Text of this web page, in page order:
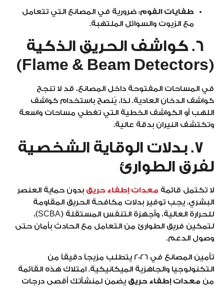
طفايات الفوم: ضرورية في المصانع التي تتعامل
مع الزيوت والسوائل الملتهبة.
6. كواشف الحريق الذكية
(Flame & Beam Detectors)
في المساحات المفتوحة داخل المصانع، قد لا تنجح
كواشف الدخان العادية. لذا، يُنصح باستخدام كواشف
اللهب أو الكواشف الخطية التي تغطي مساحات واسعة
وتكتشف النيران بدقة عالية.
7. بدلات الوقاية الشخصية
لفرق الطوارئ
لا تكتمل قائمة معدات إطفاء حريق بدون حماية العنصر
البشري. يجب توفير بدلات مكافحة الحريق المقاومة
للحرارة العالية، وأجهزة التنفس المستقلة (SCBA)،
لتمكين فريق الطوارئ من التعامل مع الحادث بأمان حتى
وصول الدعم.
تأمين المصانع في 2026 يتطلب مزيجاً دقيقاً من
التكنولوجيا والجاهزية الميكانيكية. امتلاك هذه القائمة
من معدات إطفاء حريق يضمن لمنشأتك أقصى درجات